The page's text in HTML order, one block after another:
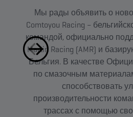
Мы рады объявить о
Comtoyou Racing –
командой, официально
Martin Racing (AMR) и
Бельгия. В качестве
по смазочным
способствовать
производительности
трассах с помощью